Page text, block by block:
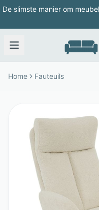
De slimste manier om
Home Fauteuils